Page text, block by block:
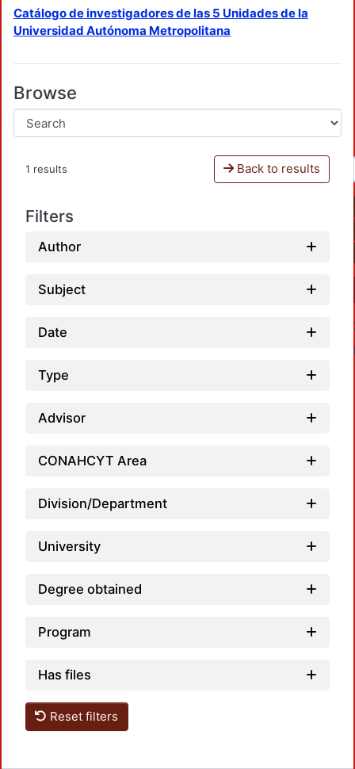
Catálogo de investigadores de las 5 Unidades de la
Universidad Autónoma Metropolitana
Browse
1 results Back to results
Filters
Author
Subject
Date
Type
Advisor
CONAHCYT Area
Division/Department
University
Degree obtained
Program
Has files
Reset filters